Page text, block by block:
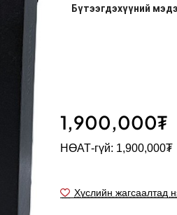
1,900,000₮
НӨАТ-гүй: 1,900,000₮
Хүслийн жагсаалтад
Бүтээгдэхүүний